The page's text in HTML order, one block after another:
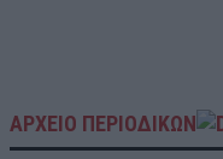
ΑΡΧΕΙΟ ΠΕΡΙΟΔΙΚΩΝ